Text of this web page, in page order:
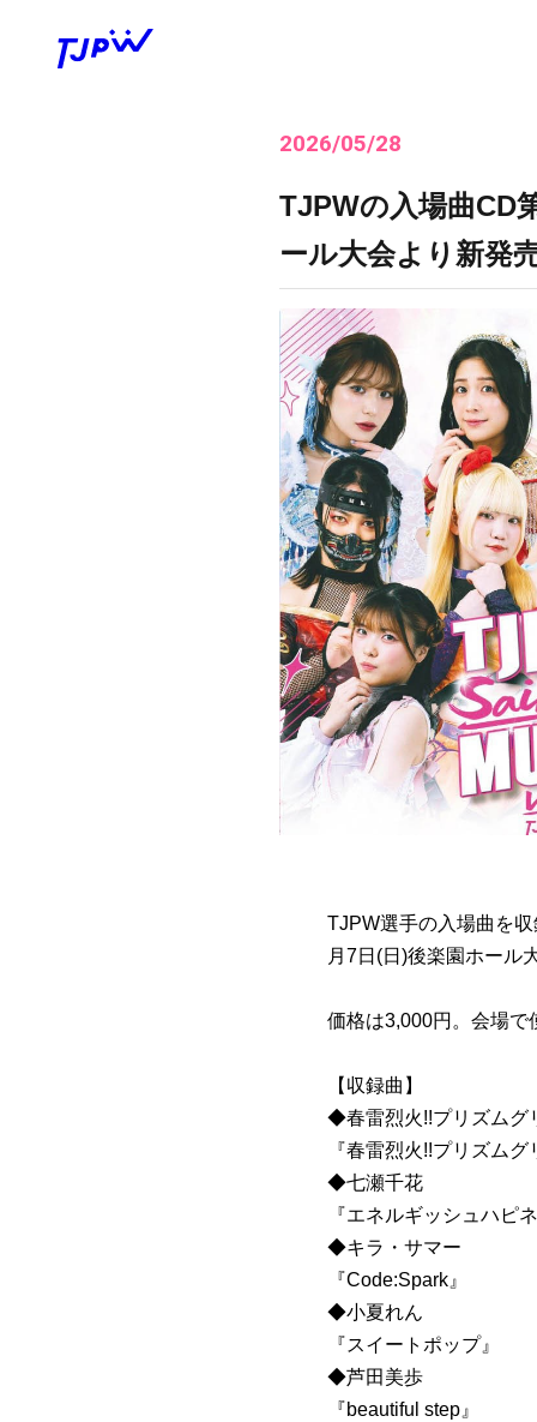
2026/05/28
TJPWの入場曲CD
ール大会より新発
TJPW選手の入場曲を
月7日(日)後楽園ホール
価格は3,000円。会場で
【収録曲】
◆春雷烈火!!プリズムグ
『春雷烈火!!プリズムグ
◆七瀬千花
『エネルギッシュハピ
◆キラ・サマー
『Code:Spark』
◆小夏れん
『スイートポップ』
◆芦田美歩
『beautiful step』